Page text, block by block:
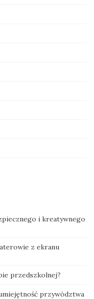
i kreatywnego
z ekranu
przedszkolnej?
przywództwa